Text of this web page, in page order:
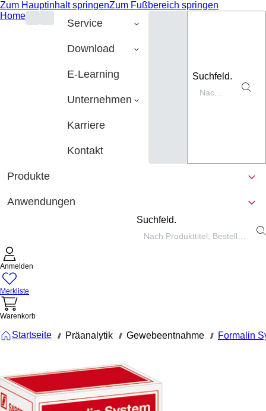
Zum Hauptinhalt springenZum Fußbereich springen
Home
Service
Download
E-Learning
Unternehmen
Karriere
Kontakt
Suchfeld.
Produkte
Anwendungen
Suchfeld.
Anmelden
Merkliste
Warenkorb
Startseite /// Präanalytik /// Gewebeentnahme /// Formalin
Formalin